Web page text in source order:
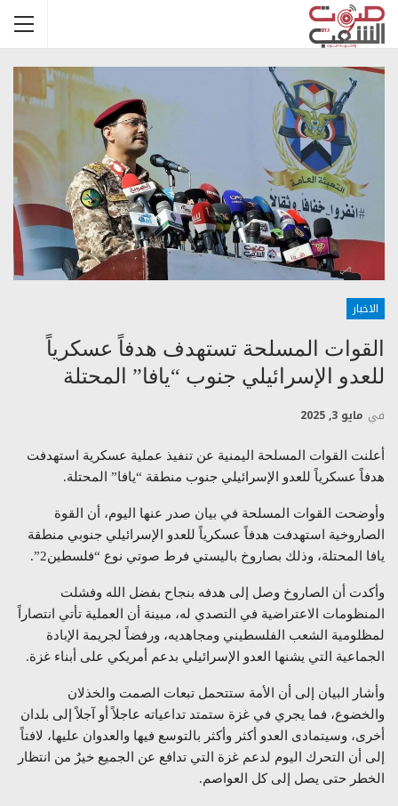
الاخبار
القوات المسلحة تستهدف هدفاً عسكرياً
للعدو الإسرائيلي جنوب “يافا” المحتلة
في مايو 3, 2025
أعلنت القوات المسلحة اليمنية عن تنفيذ عملية عسكرية استهدفت
هدفاً عسكرياً للعدو الإسرائيلي جنوب منطقة “يافا” المحتلة.
وأوضحت القوات المسلحة في بيان صدر عنها اليوم، أن القوة
الصاروخية استهدفت هدفاً عسكرياً للعدو الإسرائيلي جنوبي منطقة
يافا المحتلة، وذلك بصاروخ باليستي فرط صوتي نوع “فلسطين2”.
وأكدت أن الصاروخ وصل إلى هدفه بنجاح بفضل الله وفشلت
المنظومات الاعتراضية في التصدي له، مبينة أن العملية تأتي انتصاراً
لمظلومية الشعب الفلسطيني ومجاهديه، ورفضاً لجريمة الإبادة
الجماعية التي يشنها العدو الإسرائيلي بدعم أمريكي على أبناء غزة.
وأشار البيان إلى أن الأمة ستتحمل تبعات الصمت والخذلان
والخضوع، فما يجري في غزة ستمتد تداعياته عاجلاً أو آجلاً إلى بلدان
أخرى، وسيتمادى العدو أكثر وأكثر بالتوسع فيها والعدوان عليها، لافتاً
إلى أن التحرك اليوم لدعم غزة التي تدافع عن الجميع خيرٌ من انتظار
الخطر حتى يصل إلى كل العواصم.